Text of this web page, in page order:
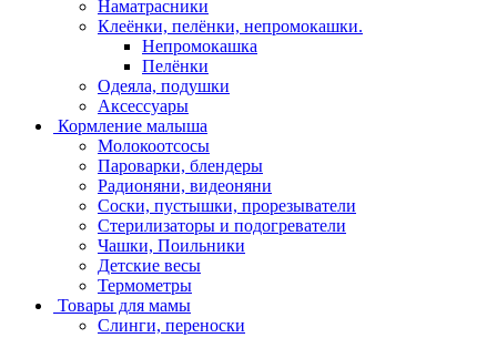
Наматрасники
Клеёнки, пелёнки, непромокашки.
Непромокашка
Пелёнки
Одеяла, подушки
Аксессуары
Кормление малыша
Молокоотсосы
Пароварки, блендеры
Радионяни, видеоняни
Соски, пустышки, прорезыватели
Стерилизаторы и подогреватели
Чашки, Поильники
Детские весы
Термометры
Товары для мамы
Слинги, переноски